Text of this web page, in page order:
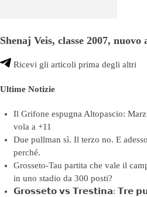
Shenaj Veis, classe 2007,
Ricevi gli articoli prima degli altri
Ultime Notizie
Il Grifone espugna Altopascio:
vola a +11
Due pullman sì. Il terzo no. E
perché.
Grosseto-Tau partita che vale il
in uno stadio da 300 posti?
𝗚𝗿𝗼𝘀𝘀𝗲𝘁𝗼 𝘃𝘀 𝗧𝗿𝗲𝘀𝘁𝗶𝗻𝗮: 𝗧𝗿𝗲